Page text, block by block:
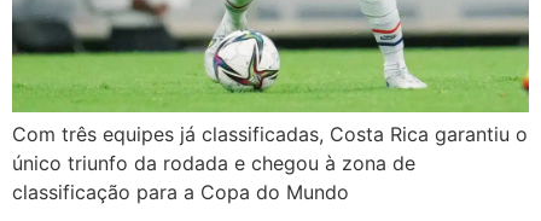
Com três equipes já classificadas, Costa Rica garantiu o
único triunfo da rodada e chegou à zona de
classificação para a Copa do Mundo